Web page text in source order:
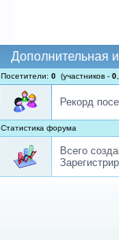
Дополнительная
Посетители: 0 (участников - 0
Рекорд
Статистика форума
Всего